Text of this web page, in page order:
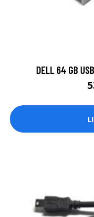
DELL 64 GB